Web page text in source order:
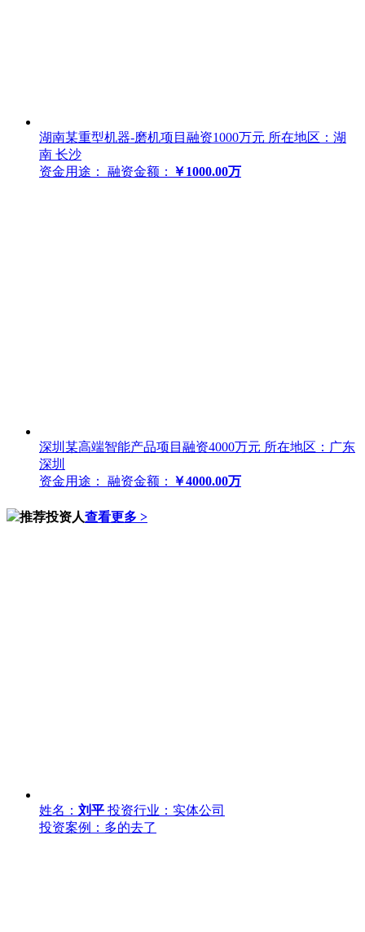
湖南某重型机器-磨机项目融资1000万元 所在地区：湖
南 长沙
资金用途：
融资金额： ￥1000.00万
深圳某高端智能产品项目融资4000万元 所在地区：广东
深圳
资金用途：
融资金额： ￥4000.00万
推荐投资人查看更多 >
姓名： 刘平 投资行业：实体公司
投资案例：多的去了